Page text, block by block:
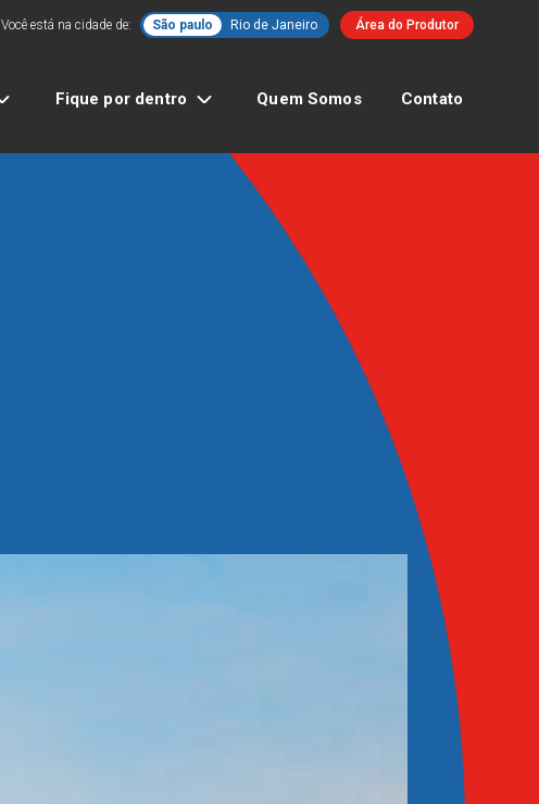
Você está na cidade de: São paulo Rio de Janeiro Área do Produtor
Fique por dentro Quem Somos Contato